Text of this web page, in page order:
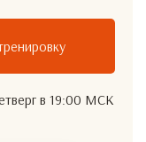
в 19:00 МСК